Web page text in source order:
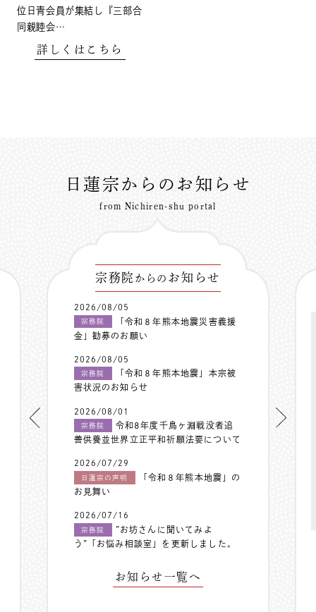
位日青会員が集結し『三部合
同親睦会…
詳しくはこちら
日蓮宗からのお知らせ
from Nichiren-shu portal
宗務院 からの お知らせ
2026/08/05
宗務院
「令和８年熊本地震災害義援
金」勧募のお願い
2026/08/05
宗務院
「令和８年熊本地震」本宗被
害状況のお知らせ
2026/08/01
宗務院
令和8年度千鳥ヶ淵戦没者追
善供養並世界立正平和祈願法要について
2026/07/29
日蓮宗の声明
「令和８年熊本地震」の
お見舞い
2026/07/16
宗務院
”お坊さんに聞いてみよ
う”「お悩み相談室」を更新しました。
お知らせ一覧へ